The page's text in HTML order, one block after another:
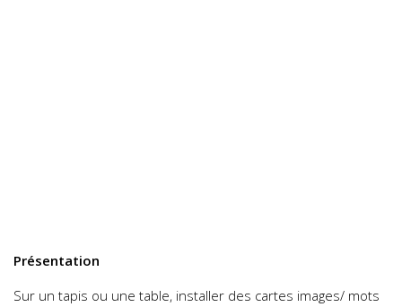
Présentation
Sur un tapis ou une table, installer des cartes images/ mots